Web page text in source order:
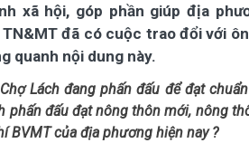
xã hội, góp phần giúp địa
TN&MT đã có cuộc trao đổi với
quanh nội dung này.
Chợ Lách đang phấn đấu để đạt
phấn đấu đạt nông thôn mới, nông
BVMT của địa phương hiện nay ?